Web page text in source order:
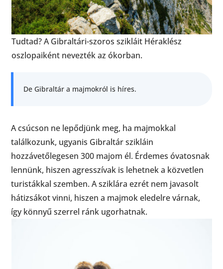
Tudtad? A Gibraltári-szoros szikláit Héraklész
oszlopaiként nevezték az ókorban.
De Gibraltár a majmokról is híres.
A csúcson ne lepődjünk meg, ha majmokkal
találkozunk, ugyanis Gibraltár szikláin
hozzávetőlegesen 300 majom él. Érdemes óvatosnak
lennünk, hiszen agresszívak is lehetnek a közvetlen
turistákkal szemben. A sziklára ezrét nem javasolt
hátizsákot vinni, hiszen a majmok eledelre várnak,
így könnyű szerrel ránk ugorhatnak.